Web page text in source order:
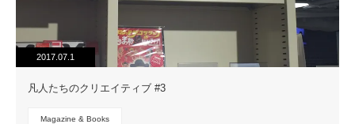
2017.07.1
凡人たちのクリエイティブ #3
Magazine & Books